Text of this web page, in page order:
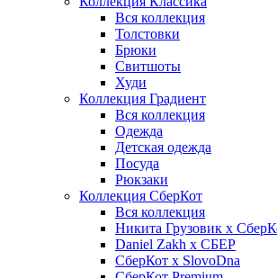
Вся коллекция
Толстовки
Брюки
Свитшоты
Худи
Коллекция Градиент
Вся коллекция
Одежда
Детская одежда
Посуда
Рюкзаки
Коллекция СберКот
Вся коллекция
Никита Грузовик х
Daniel Zakh x СБЕР
СберКот x SlovoDna